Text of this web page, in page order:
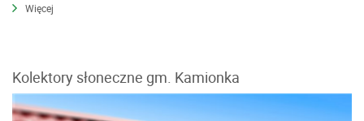
Więcej
Kolektory słoneczne gm. Kamionka